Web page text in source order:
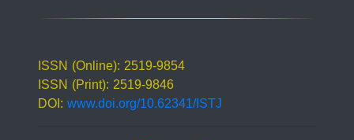
ISSN (Online): 2519-9854
ISSN (Print): 2519-9846
DOI:www.doi.org/10.62341/ISTJ